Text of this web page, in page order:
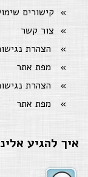
קישורים
צור קשר
הצהרת
מפת אתר
הצהרת
מפת אתר
איך להגיע